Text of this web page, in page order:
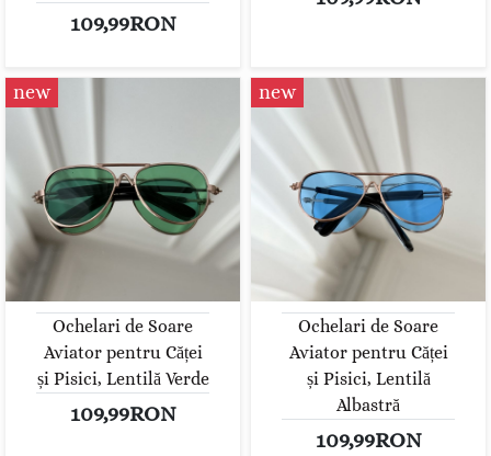
109,99RON
new
Ochelari de Soare
Aviator pentru Căței
și Pisici, Lentilă Verde
109,99RON
new
Ochelari de Soare
Aviator pentru Căței
și Pisici, Lentilă
Albastră
109,99RON